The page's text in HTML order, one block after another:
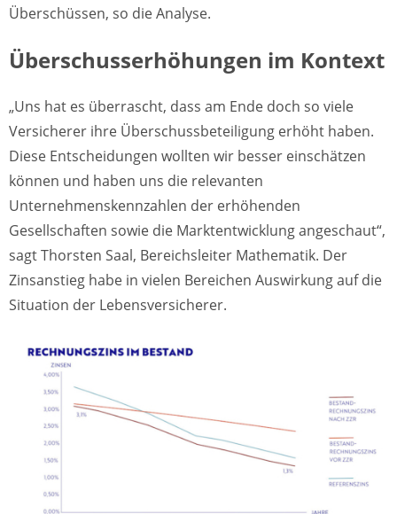
Überschüssen, so die Analyse.
Überschusserhöhungen im Kontext
„Uns hat es überrascht, dass am Ende doch so viele
Versicherer ihre Überschussbeteiligung erhöht haben.
Diese Entscheidungen wollten wir besser einschätzen
können und haben uns die relevanten
Unternehmenskennzahlen der erhöhenden
Gesellschaften sowie die Marktentwicklung angeschaut“,
sagt Thorsten Saal, Bereichsleiter Mathematik. Der
Zinsanstieg habe in vielen Bereichen Auswirkung auf die
Situation der Lebensversicherer.